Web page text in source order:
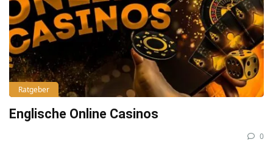
Ratgeber
Englische Online Casinos
0